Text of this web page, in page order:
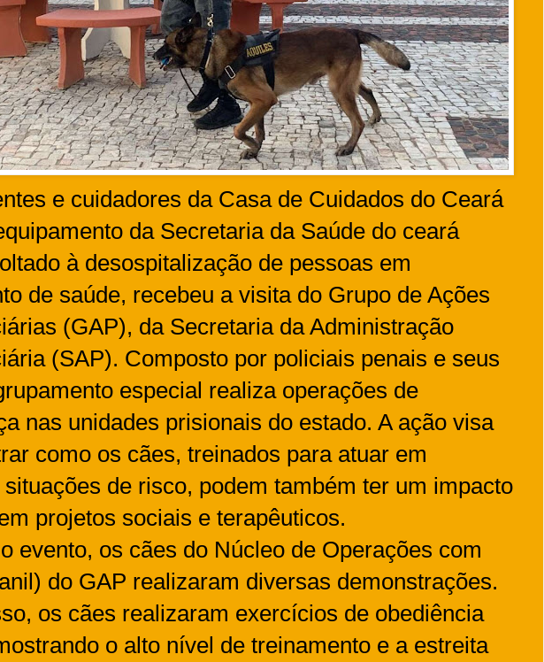
e cuidadores da Casa de Cuidados do Ceará
da Secretaria da Saúde do ceará
à desospitalização de pessoas em
de saúde, recebeu a visita do Grupo de Ações
(GAP), da Secretaria da Administração
(SAP). Composto por policiais penais e seus
especial realiza operações de
nas unidades prisionais do estado. A ação visa
como os cães, treinados para atuar em
de risco, podem também ter um impacto
projetos sociais e terapêuticos.
evento, os cães do Núcleo de Operações com
do GAP realizaram diversas demonstrações.
os cães realizaram exercícios de obediência
o alto nível de treinamento e a estreita